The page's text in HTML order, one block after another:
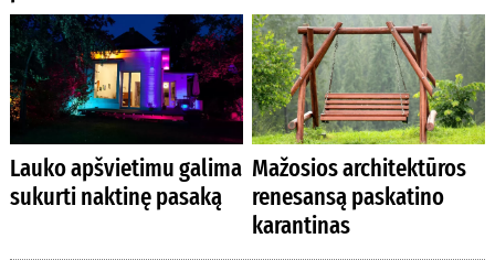
Lauko apšvietimu galima
sukurti naktinę pasaką
Mažosios architektūros
renesansą paskatino
karantinas